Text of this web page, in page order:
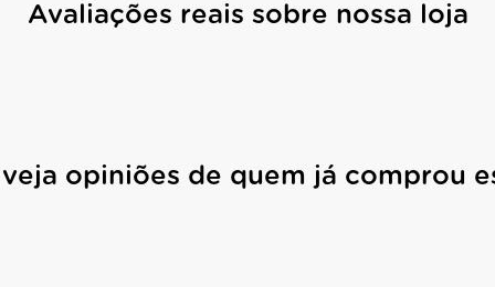
Avaliações reais sobre nossa loja
opiniões de quem já comprou